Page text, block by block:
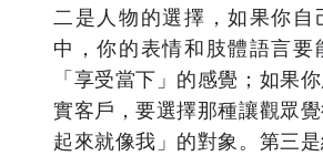
二是人物的選擇，如果你自
中，你的表情和肢體語言要
「享受當下」的感覺；如果
實客戶，要選擇那種讓觀眾
起來就像我」的對象。第三是